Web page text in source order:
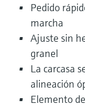
Pedido
marcha
Ajuste sin
granel
La carcasa
alineación
Elemento